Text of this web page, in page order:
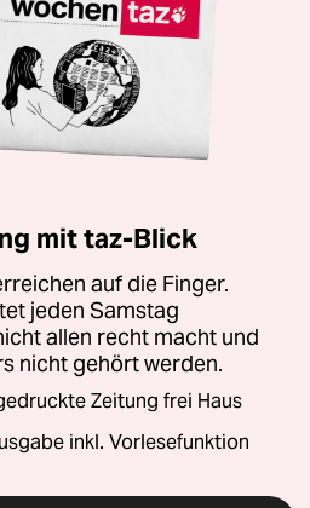
mit taz-Blick
auf die Finger.
jeden Samstag
allen recht macht und
nicht gehört werden.
Zeitung frei Haus
inkl. Vorlesefunktion